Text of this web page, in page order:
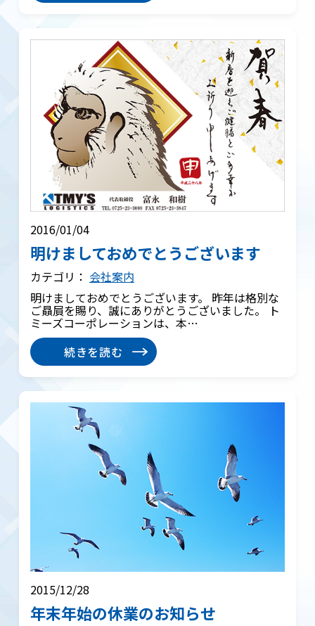
2016/01/04
明けましておめでとうございます
カテゴリ： 会社案内
明けましておめでとうございます。 昨年は格別な
ご贔屓を賜り、誠にありがとうございました。 ト
ミーズコーポレーションは、本…
続きを読む
2015/12/28
年末年始の休業のお知らせ